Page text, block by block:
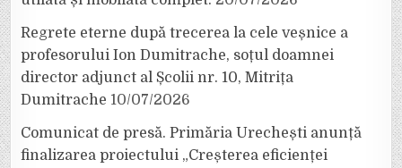
Regrete eterne după trecerea la cele veșnice a
profesorului Ion Dumitrache, soțul doamnei
director adjunct al Școlii nr. 10, Mitrița
Dumitrache 10/07/2026
Comunicat de presă. Primăria Urechești anunță
finalizarea proiectului „Creșterea eficienței